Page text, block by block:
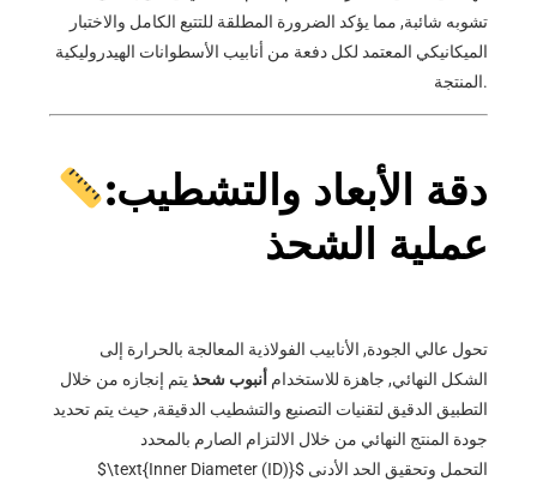
تشوبه شائبة, مما يؤكد الضرورة المطلقة للتتبع الكامل والاختبار
الميكانيكي المعتمد لكل دفعة من أنابيب الأسطوانات الهيدروليكية
المنتجة.
دقة الأبعاد والتشطيب:
عملية الشحذ
تحول عالي الجودة, الأنابيب الفولاذية المعالجة بالحرارة إلى
الشكل النهائي, جاهزة للاستخدام أنبوب شحذ يتم إنجازه من خلال
التطبيق الدقيق لتقنيات التصنيع والتشطيب الدقيقة, حيث يتم تحديد
جودة المنتج النهائي من خلال الالتزام الصارم بالمحدد
$\text{Inner Diameter (ID)}$